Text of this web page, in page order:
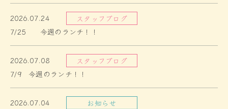
2026.07.24
スタッフブログ
7/25 今週のランチ！！
2026.07.08
スタッフブログ
7/9 今週のランチ！！
2026.07.04
お知らせ